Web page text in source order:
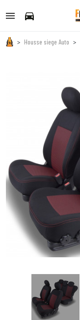
directions_car
Housse siege Auto